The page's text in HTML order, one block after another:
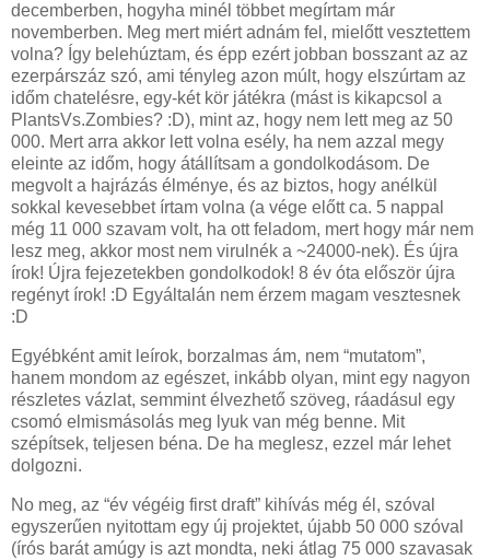
decemberben, hogyha minél többet megírtam már
novemberben. Meg mert miért adnám fel, mielőtt vesztettem
volna? Így belehúztam, és épp ezért jobban bosszant az az
ezerpárszáz szó, ami tényleg azon múlt, hogy elszúrtam az
időm chatelésre, egy-két kör játékra (mást is kikapcsol a
PlantsVs.Zombies? :D), mint az, hogy nem lett meg az 50
000. Mert arra akkor lett volna esély, ha nem azzal megy
eleinte az időm, hogy átállítsam a gondolkodásom. De
megvolt a hajrázás élménye, és az biztos, hogy anélkül
sokkal kevesebbet írtam volna (a vége előtt ca. 5 nappal
még 11 000 szavam volt, ha ott feladom, mert hogy már nem
lesz meg, akkor most nem virulnék a ~24000-nek). És újra
írok! Újra fejezetekben gondolkodok! 8 év óta először újra
regényt írok! :D Egyáltalán nem érzem magam vesztesnek
:D
Egyébként amit leírok, borzalmas ám, nem “mutatom”,
hanem mondom az egészet, inkább olyan, mint egy nagyon
részletes vázlat, semmint élvezhető szöveg, ráadásul egy
csomó elmismásolás meg lyuk van még benne. Mit
szépítsek, teljesen béna. De ha meglesz, ezzel már lehet
dolgozni.
No meg, az “év végéig first draft” kihívás még él, szóval
egyszerűen nyitottam egy új projektet, újabb 50 000 szóval
(írós barát amúgy is azt mondta, neki átlag 75 000 szavasak